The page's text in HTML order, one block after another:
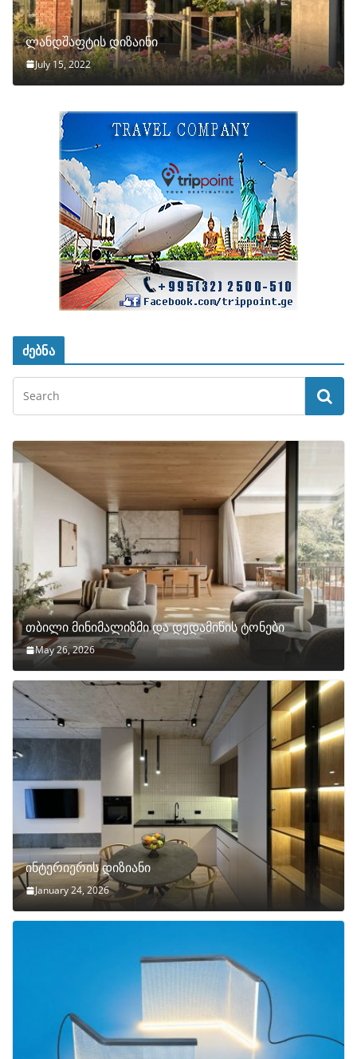
ლანდშაფტის დიზაინი
July 15, 2022
ძებნა
თბილი მინიმალიზმი და დედამიწის ტონები
May 26, 2026
ინტერიერის დიზიანი
January 24, 2026